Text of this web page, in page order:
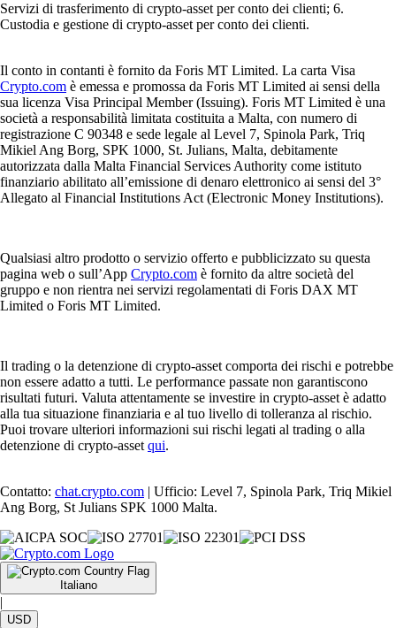
Servizi di trasferimento di crypto-asset per conto dei clienti; 6.
Custodia e gestione di crypto-asset per conto dei clienti.
Il conto in contanti è fornito da Foris MT Limited. La carta Visa
Crypto.com è emessa e promossa da Foris MT Limited ai sensi della
sua licenza Visa Principal Member (Issuing). Foris MT Limited è una
società a responsabilità limitata costituita a Malta, con numero di
registrazione C 90348 e sede legale al Level 7, Spinola Park, Triq
Mikiel Ang Borg, SPK 1000, St. Julians, Malta, debitamente
autorizzata dalla Malta Financial Services Authority come istituto
finanziario abilitato all’emissione di denaro elettronico ai sensi del 3°
Allegato al Financial Institutions Act (Electronic Money Institutions).
Qualsiasi altro prodotto o servizio offerto e pubblicizzato su questa
pagina web o sull’App Crypto.com è fornito da altre società del
gruppo e non rientra nei servizi regolamentati di Foris DAX MT
Limited o Foris MT Limited.
Il trading o la detenzione di crypto-asset comporta dei rischi e potrebbe
non essere adatto a tutti. Le performance passate non garantiscono
risultati futuri. Valuta attentamente se investire in crypto-asset è adatto
alla tua situazione finanziaria e al tuo livello di tolleranza al rischio.
Puoi trovare ulteriori informazioni sui rischi legati al trading o alla
detenzione di crypto-asset qui.
Contatto: chat.crypto.com | Ufficio: Level 7, Spinola Park, Triq Mikiel
Ang Borg, St Julians SPK 1000 Malta.
Italiano
|
USD